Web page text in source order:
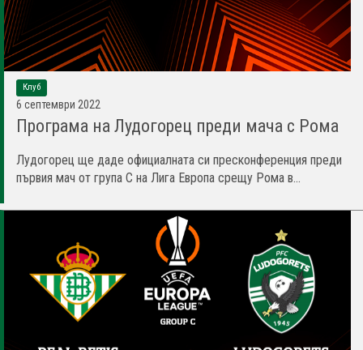
Клуб
6 септември 2022
Програма на Лудогорец преди мача с Рома
Лудогорец ще даде официалната си пресконференция преди
първия мач от група С на Лига Европа срещу Рома в...